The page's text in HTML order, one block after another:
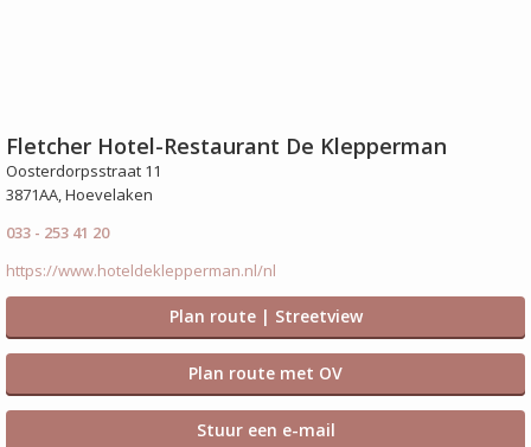
Fletcher Hotel-Restaurant De Klepperman
Oosterdorpsstraat 11
3871AA, Hoevelaken
033 - 253 41 20
https://www.hoteldeklepperman.nl/nl
Plan route | Streetview
Plan route met OV
Stuur een e-mail